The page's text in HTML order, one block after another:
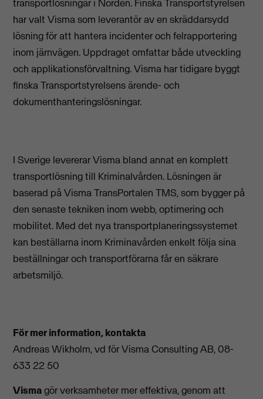
transportlösningar i Norden. Finska Transportstyrelsen
har valt Visma som leverantör av en skräddarsydd
lösning för att hantera incidenter och felrapportering
inom järnvägen. Uppdraget omfattar både utveckling
och applikationsförvaltning. Visma har tidigare byggt
finska Transportstyrelsens ärende- och
dokumenthanteringslösningar.
I Sverige levererar Visma bland annat en komplett
transportlösning till Kriminalvården. Lösningen är
baserad på Visma TransPortalen TMS, som bygger på
den senaste tekniken inom webb, optimering och
mobilitet. Med det nya transportplaneringssystemet
kan beställarna inom Kriminavården enkelt följa sina
beställningar och transportförarna får en säkrare
arbetsmiljö.
För mer information, kontakta
Andreas Wikholm, vd för Visma Consulting AB, 08-
633 22 50
Vismagör verksamheter mer effektiva, genom att